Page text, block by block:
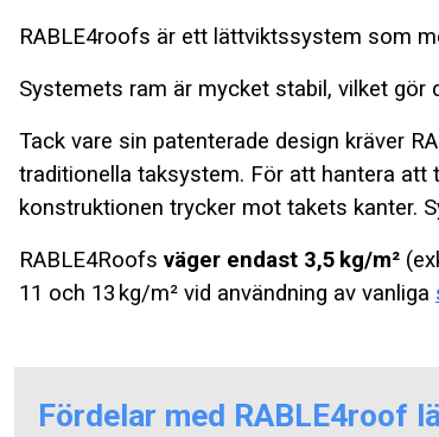
RABLE4roofs är ett lättviktssystem som
Systemets ram är mycket stabil, vilket
Tack vare sin patenterade design kräver
traditionella taksystem. För att hantera att
konstruktionen trycker mot takets kanter.
RABLE4Roofs väger endast 3,5 kg/m²
11 och 13 kg/m² vid användning av vanliga
Fördelar med RABLE4roof